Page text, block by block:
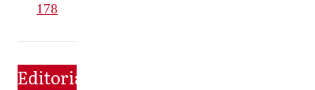
178
Editorial